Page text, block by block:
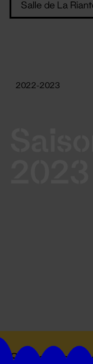
Suivez